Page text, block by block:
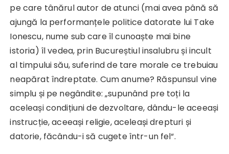
pe care tânărul autor de atunci (mai avea până să
ajungă la performanțele politice datorate lui Take
Ionescu, nume sub care îl cunoaște mai bine
istoria) îl vedea, prin Bucureștiul insalubru și incult
al timpului său, suferind de tare morale ce trebuiau
neapărat îndreptate. Cum anume? Răspunsul vine
simplu și pe negândite: „supunând pre toți la
aceleași condițiuni de dezvoltare, dându-le aceeași
instrucție, aceeași religie, aceleași drepturi și
datorie, făcându-i să cugete într-un fel“.